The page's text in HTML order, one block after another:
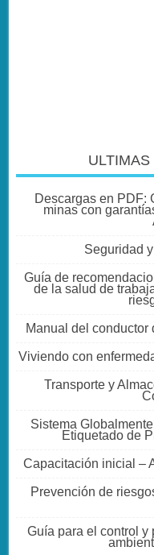
Descargas en PDF:
minas con
Seguridad
Guía de
de la salud de
Manual del
Viviendo con
Transporte y
Sistema
Etiquetado de
Capacitación inicial –
Prevención de
Guía para el control y